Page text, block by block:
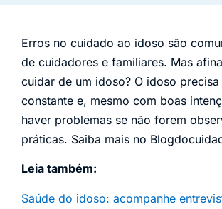
Erros no cuidado ao idoso são
de cuidadores e familiares. Mas
cuidar de um idoso? O idoso
constante e, mesmo com boas
haver problemas se não forem
práticas. Saiba mais no
Leia também:
Saúde do idoso: acompanhe